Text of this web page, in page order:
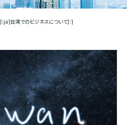
[:ja]台湾でのビジネスについて[:]